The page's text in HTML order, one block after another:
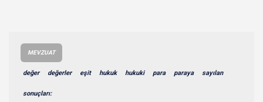
MEVZUAT
değer değerler eşit hukuk hukuki para paraya sayılan
sonuçları: